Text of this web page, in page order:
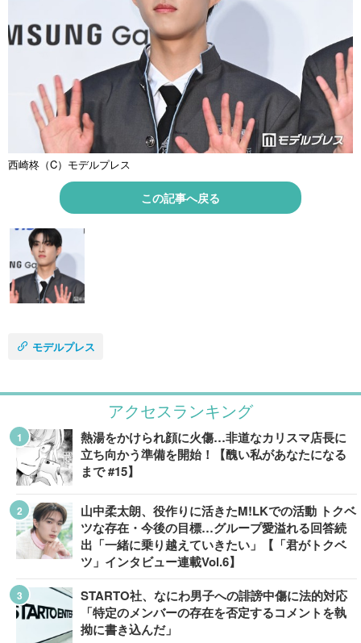
西崎柊（C）モデルプレス
この記事へ戻る
モデルプレス
アクセスランキング
熱湯をかけられ顔に火傷…非道なカリスマ店長に
立ち向かう準備を開始！【醜い私があなたになる
まで #15】
山中柔太朗、役作りに活きたM!LKでの活動 トクベ
ツな存在・今後の目標…グループ愛溢れる回答続
出「一緒に乗り越えていきたい」【「君がトクベ
ツ」インタビュー連載Vol.6】
STARTO社、なにわ男子への誹謗中傷に法的対応
「特定のメンバーの存在を否定するコメントを執
拗に書き込んだ」